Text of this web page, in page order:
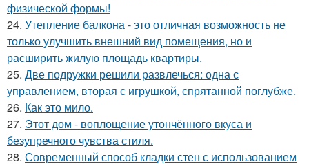
физической формы!
24. Утепление балкона - это отличная возможность не
только улучшить внешний вид помещения, но и
расширить жилую площадь квартиры.
25. Две подружки решили развлечься: одна с
управлением, вторая с игрушкой, спрятанной поглубже.
26. Как это мило.
27. Этот дом - воплощение утончённого вкуса и
безупречного чувства стиля.
28. Современный способ кладки стен с использованием